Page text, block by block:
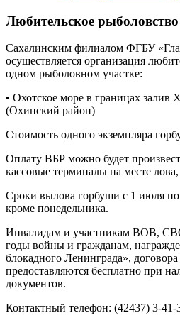
Любительское рыболовство
Сахалинским филиалом ФГБУ
осуществляется организация
одном рыболовном участке:
• Охотское море в границах залив
(Охинский район)
Стоимость одного экземпляра
Оплату ВБР можно будет
кассовые терминалы на месте
Сроки вылова горбуши с 1 июля по
кроме понедельника.
Инвалидам и участникам ВОВ,
годы войны и гражданам,
блокадного Ленинграда»,
предоставляются бесплатно при
документов.
Контактный телефон: (42437) 3-41-